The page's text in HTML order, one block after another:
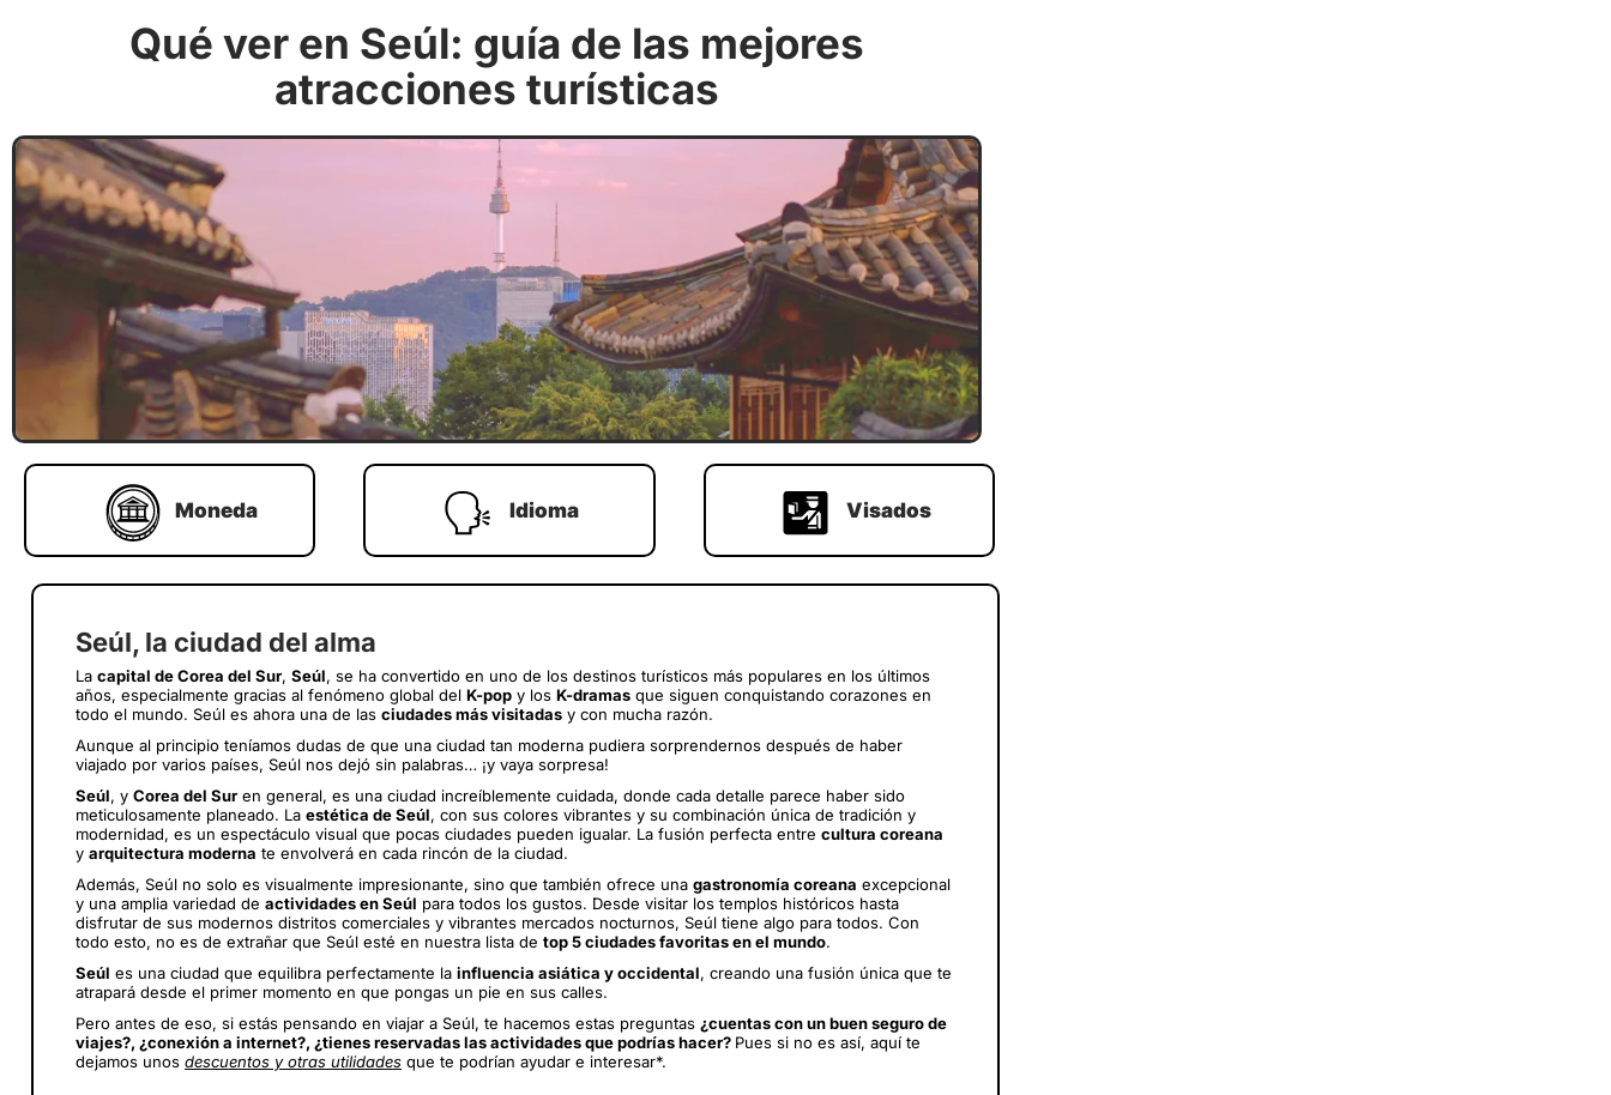
Qué ver en Seúl: guía de las mejores
atracciones turísticas
Moneda Idioma Visados
Seúl, la ciudad del alma
La capital de Corea del Sur, Seúl, se ha convertido en uno de los destinos turísticos más populares en los últimos
años, especialmente gracias al fenómeno global del K-pop y los K-dramas que siguen conquistando corazones en
todo el mundo. Seúl es ahora una de las ciudades más visitadas y con mucha razón.
Aunque al principio teníamos dudas de que una ciudad tan moderna pudiera sorprendernos después de haber
viajado por varios países, Seúl nos dejó sin palabras… ¡y vaya sorpresa!
Seúl, y Corea del Sur en general, es una ciudad increíblemente cuidada, donde cada detalle parece haber sido
meticulosamente planeado. La estética de Seúl, con sus colores vibrantes y su combinación única de tradición y
modernidad, es un espectáculo visual que pocas ciudades pueden igualar. La fusión perfecta entre cultura coreana
y arquitectura moderna te envolverá en cada rincón de la ciudad.
Además, Seúl no solo es visualmente impresionante, sino que también ofrece una gastronomía coreana excepcional
y una amplia variedad de actividades en Seúl para todos los gustos. Desde visitar los templos históricos hasta
disfrutar de sus modernos distritos comerciales y vibrantes mercados nocturnos, Seúl tiene algo para todos. Con
todo esto, no es de extrañar que Seúl esté en nuestra lista de top 5 ciudades favoritas en el mundo.
Seúl es una ciudad que equilibra perfectamente la influencia asiática y occidental, creando una fusión única que te
atrapará desde el primer momento en que pongas un pie en sus calles.
Pero antes de eso, si estás pensando en viajar a Seúl, te hacemos estas preguntas ¿cuentas con un buen seguro de
viajes?, ¿conexión a internet?, ¿tienes reservadas las actividades que podrías hacer? Pues si no es así, aquí te
dejamos unos descuentos y otras utilidades que te podrían ayudar e interesar*.